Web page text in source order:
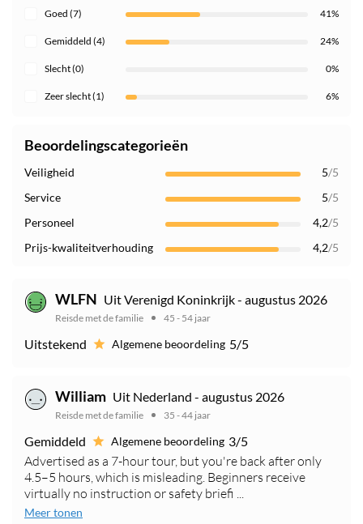
Goed (7) 41%
Gemiddeld (4) 24%
Slecht (0) 0%
Zeer slecht (1) 6%
Beoordelingscategorieën
Veiligheid 5/5
Service
5/5
Personeel
4,2/5
Prijs-kwaliteitverhouding
4,2/5
WLFN Uit Verenigd Koninkrijk - augustus 2026
Reisde met de familie 45 - 54 jaar
Uitstekend Algemene beoordeling 5/5
William Uit Nederland - augustus 2026
Reisde met de familie 35 - 44 jaar
Gemiddeld Algemene beoordeling 3/5
Advertised as a 7-hour tour, but you're back after only
4.5–5 hours, which is misleading. Beginners receive
virtually no instruction or safety briefi ...
Meer tonen